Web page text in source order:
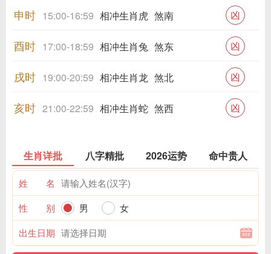
申时 15:00-16:59 相冲生肖虎 煞南 凶
酉时 17:00-18:59 相冲生肖兔 煞东 凶
戌时 19:00-20:59 相冲生肖龙 煞北 凶
亥时 21:00-22:59 相冲生肖蛇 煞西 凶
生肖详批 八字精批 2026运势 命中贵人
姓 名
性 别
男
女
出生日期